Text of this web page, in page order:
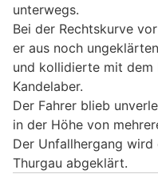
unterwegs.
Bei der Rechtskurve
er aus noch
und kollidierte mit dem
Kandelaber.
Der Fahrer blieb
in der Höhe von
Der Unfallhergang
Thurgau abgeklärt.